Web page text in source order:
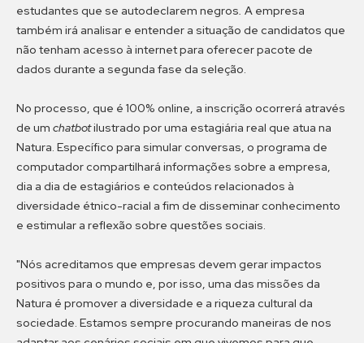
estudantes que se autodeclarem negros. A empresa
também irá analisar e entender a situação de candidatos que
não tenham acesso à internet para oferecer pacote de
dados durante a segunda fase da seleção.
No processo, que é 100% online, a inscrição ocorrerá através
de um chatbotilustrado por uma estagiária real que atua na
Natura. Específico para simular conversas, o programa de
computador compartilhará informações sobre a empresa,
dia a dia de estagiários e conteúdos relacionados à
diversidade étnico-racial a fim de disseminar conhecimento
e estimular a reflexão sobre questões sociais.
"Nós acreditamos que empresas devem gerar impactos
positivos para o mundo e, por isso, uma das missões da
Natura é promover a diversidade e a riqueza cultural da
sociedade. Estamos sempre procurando maneiras de nos